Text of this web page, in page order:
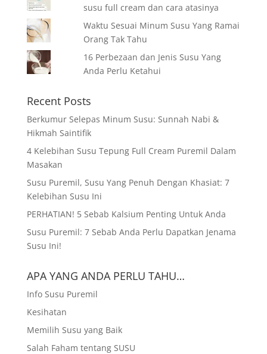
susu full cream dan cara atasinya
Waktu Sesuai Minum Susu Yang Ramai
Orang Tak Tahu
16 Perbezaan dan Jenis Susu Yang
Anda Perlu Ketahui
Recent Posts
Berkumur Selepas Minum Susu: Sunnah Nabi &
Hikmah Saintifik
4 Kelebihan Susu Tepung Full Cream Puremil Dalam
Masakan
Susu Puremil, Susu Yang Penuh Dengan Khasiat: 7
Kelebihan Susu Ini
PERHATIAN! 5 Sebab Kalsium Penting Untuk Anda
Susu Puremil: 7 Sebab Anda Perlu Dapatkan Jenama
Susu Ini!
APA YANG ANDA PERLU TAHU…
Info Susu Puremil
Kesihatan
Memilih Susu yang Baik
Salah Faham tentang SUSU